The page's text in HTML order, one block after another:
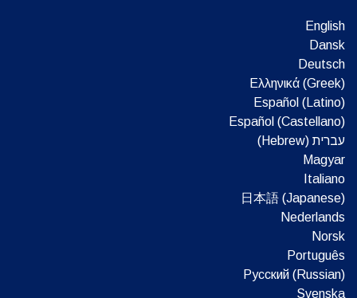
English
Dansk
Deutsch
Ελληνικά (Greek)
Español (Latino)
Español (Castellano)
עברית (Hebrew)‏
Magyar
Italiano
日本語 (Japanese)
Nederlands
Norsk
Português
Русский (Russian)
Svenska